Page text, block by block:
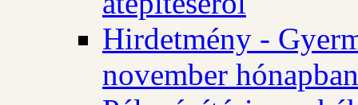
Hirdetmény -
november hónapban